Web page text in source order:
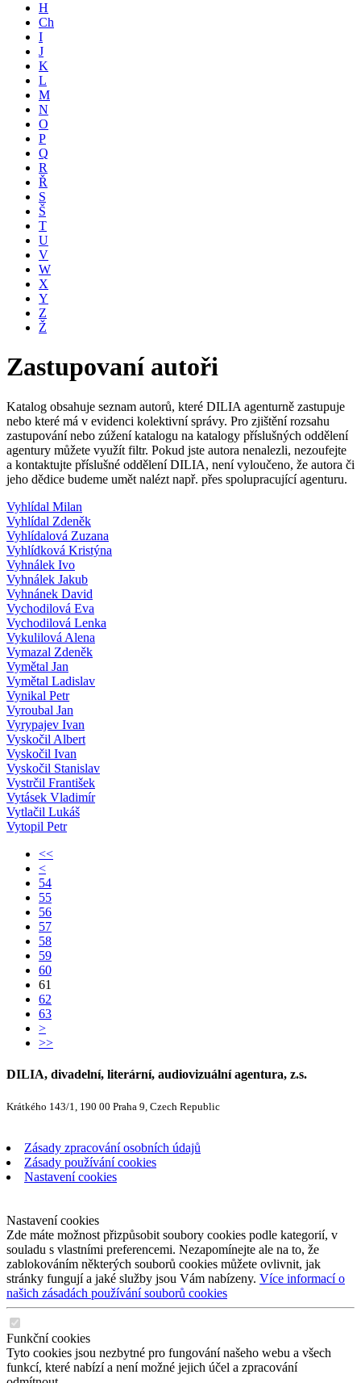
H
Ch
I
J
K
L
M
N
O
P
Q
R
Ř
S
Š
T
U
V
W
X
Y
Z
Ž
Zastupovaní autoři
Katalog obsahuje seznam autorů, které DILIA agenturně zastupuje
nebo které má v evidenci kolektivní správy. Pro zjištění rozsahu
zastupování nebo zúžení katalogu na katalogy příslušných oddělení
agentury můžete využít filtr. Pokud jste autora nenalezli, nezoufejte
a kontaktujte příslušné oddělení DILIA, není vyloučeno, že autora či
jeho dědice budeme umět nalézt např. přes spolupracující agenturu.
Vyhlídal Milan
Vyhlídal Zdeněk
Vyhlídalová Zuzana
Vyhlídková Kristýna
Vyhnálek Ivo
Vyhnálek Jakub
Vyhnánek David
Vychodilová Eva
Vychodilová Lenka
Vykulilová Alena
Vymazal Zdeněk
Vymětal Jan
Vymětal Ladislav
Vynikal Petr
Vyroubal Jan
Vyrypajev Ivan
Vyskočil Albert
Vyskočil Ivan
Vyskočil Stanislav
Vystrčil František
Vytásek Vladimír
Vytlačil Lukáš
Vytopil Petr
<<
<
54
55
56
57
58
59
60
61
62
63
>
>>
DILIA, divadelní, literární, audiovizuální agentura, z.s.
Krátkého 143/1, 190 00 Praha 9, Czech Republic
Zásady zpracování osobních údajů
Zásady používání cookies
Nastavení cookies
Nastavení cookies
Zde máte možnost přizpůsobit soubory cookies podle kategorií, v
souladu s vlastními preferencemi. Nezapomínejte ale na to, že
zablokováním některých souborů cookies můžete ovlivnit, jak
stránky fungují a jaké služby jsou Vám nabízeny. Více informací o
našich zásadách používání souborů cookies
Funkční cookies
Tyto cookies jsou nezbytné pro fungování našeho webu a všech
funkcí, které nabízí a není možné jejich účel a zpracování